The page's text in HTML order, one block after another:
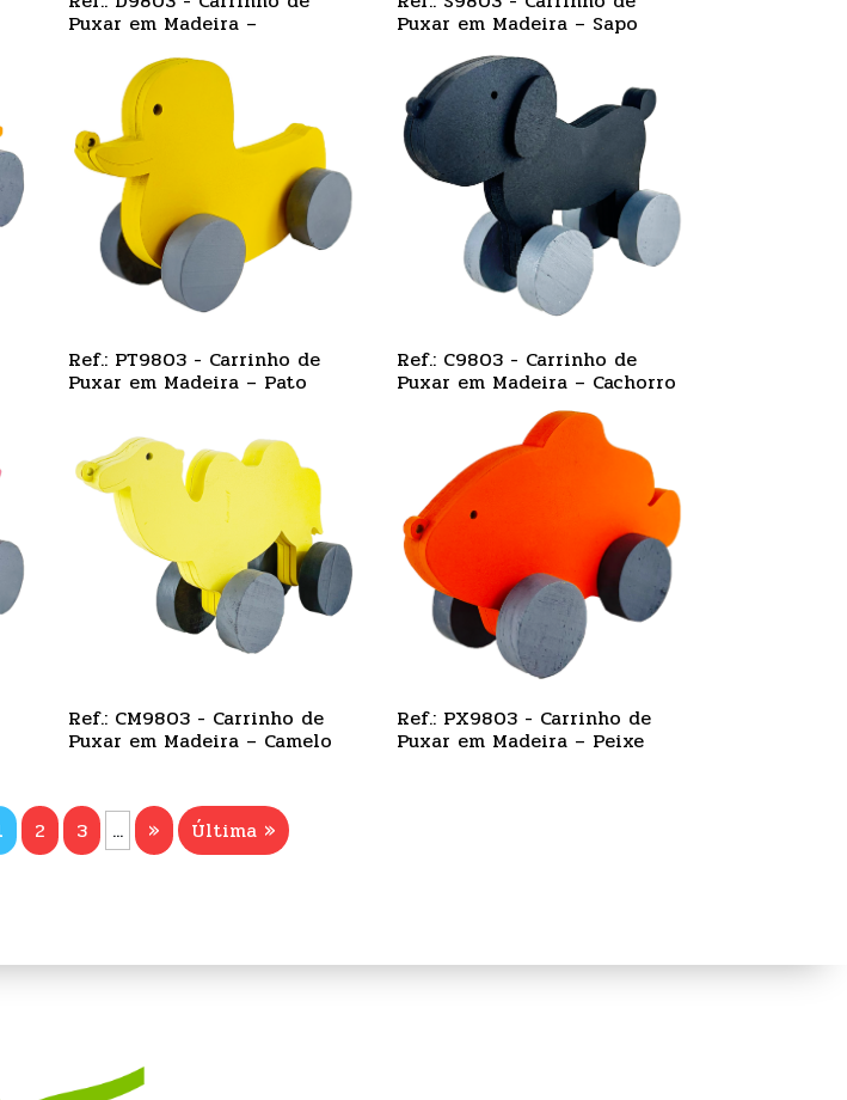
Puxar em Madeira – Puxar em Madeira – Sapo
Ref.: PT9803 - Carrinho de
Puxar em Madeira – Pato
Ref.: C9803 - Carrinho de
Puxar em Madeira – Cachorro
Ref.: CM9803 - Carrinho de
Puxar em Madeira – Camelo
Ref.: PX9803 - Carrinho de
Puxar em Madeira – Peixe
2 3 ... » Última »